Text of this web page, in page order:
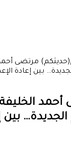
(حديثكم) مرتضى
بين إعادة
أحمد
بين